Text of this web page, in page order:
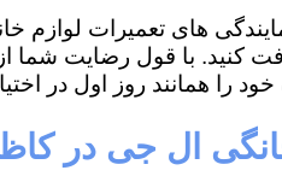
های تعمیرات لوازم
کنید. با قول رضایت شما
را همانند روز اول در
ال جی در